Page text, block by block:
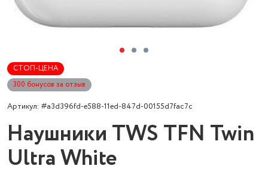
СТОП-ЦЕНА
300 бонусов за отзыв
Артикул: #a3d396fd-e588-11ed-847d-00155d7fac7c
Наушники TWS TFN Twin
Ultra White